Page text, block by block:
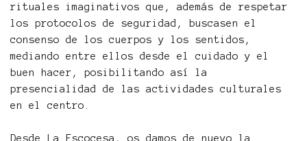
rituales imaginativos que, además de respetar
los protocolos de seguridad, buscasen el
consenso de los cuerpos y los sentidos,
mediando entre ellos desde el cuidado y el
buen hacer, posibilitando así la
presencialidad de las actividades culturales
en el centro.
Desde La Escocesa, os damos de nuevo la